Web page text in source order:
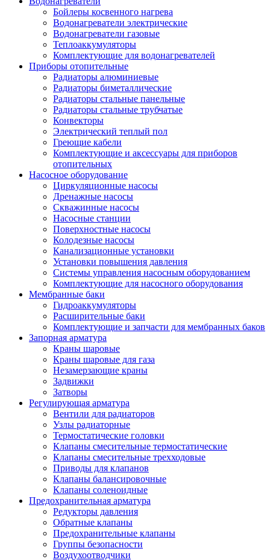
Бойлеры косвенного нагрева
Водонагреватели электрические
Водонагреватели газовые
Теплоаккумуляторы
Комплектующие для водонагревателей
Приборы отопительные
Радиаторы алюминиевые
Радиаторы биметаллические
Радиаторы стальные панельные
Радиаторы стальные трубчатые
Конвекторы
Электрический теплый пол
Греющие кабели
Комплектующие и аксессуары для приборов
отопительных
Насосное оборудование
Циркуляционные насосы
Дренажные насосы
Скважинные насосы
Насосные станции
Поверхностные насосы
Колодезные насосы
Канализационные установки
Установки повышения давления
Системы управления насосным оборудованием
Комплектующие для насосного оборудования
Мембранные баки
Гидроаккумуляторы
Расширительные баки
Комплектующие и запчасти для мембранных баков
Запорная арматура
Краны шаровые
Краны шаровые для газа
Незамерзающие краны
Задвижки
Затворы
Регулирующая арматура
Вентили для радиаторов
Узлы радиаторные
Термостатические головки
Клапаны смесительные термостатические
Клапаны смесительные трехходовые
Приводы для клапанов
Клапаны балансировочные
Клапаны соленоидные
Предохранительная арматура
Редукторы давления
Обратные клапаны
Предохранительные клапаны
Группы безопасности
Воздухоотводчики